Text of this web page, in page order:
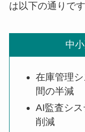
は以下の通りです
中
在庫管理
間の半減
AI監査シ
削減